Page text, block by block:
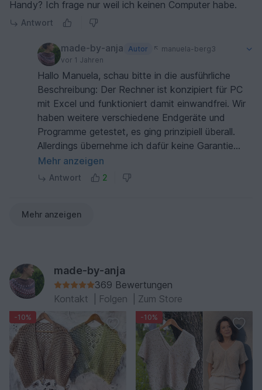
Handy? Ich frage nur weil ich keinen Computer habe.
Antwort
made-by-anja Autor
manuela-berg3
vor 1 Jahren
Hallo Manuela, schau bitte in die ausführliche
Beschreibung: Der Rechner ist konzipiert für PC
mit Excel und funktioniert damit einwandfrei. Wir
haben weitere verschiedene Endgeräte und
Programme getestet, es ging prinzipiell überall.
Allerdings übernehme ich dafür keine Garantie
(Nutzung auf eigene Verantwortung und kein
späterer Stornierungsgrund). Liebe Grüße Anja
Mehr anzeigen
Antwort 2
Mehr anzeigen
made-by-anja
369 Bewertungen
Kontakt
Folgen Zum Store
-10% -10%